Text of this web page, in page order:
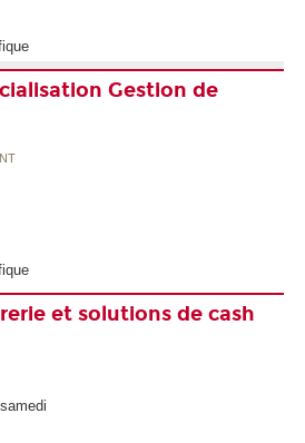
Gestion de
et solutions de cash